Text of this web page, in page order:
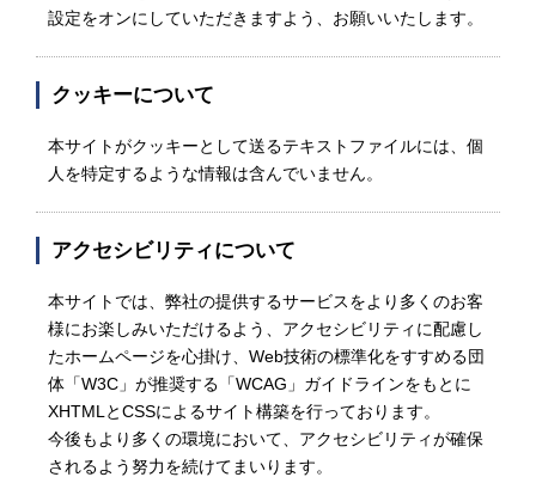
設定をオンにしていただきますよう、お願いいたします。
クッキーについて
本サイトがクッキーとして送るテキストファイルには、個
人を特定するような情報は含んでいません。
アクセシビリティについて
本サイトでは、弊社の提供するサービスをより多くのお客
様にお楽しみいただけるよう、アクセシビリティに配慮し
たホームページを心掛け、Web技術の標準化をすすめる団
体「W3C」が推奨する「WCAG」ガイドラインをもとに
XHTMLとCSSによるサイト構築を行っております。
今後もより多くの環境において、アクセシビリティが確保
されるよう努力を続けてまいります。